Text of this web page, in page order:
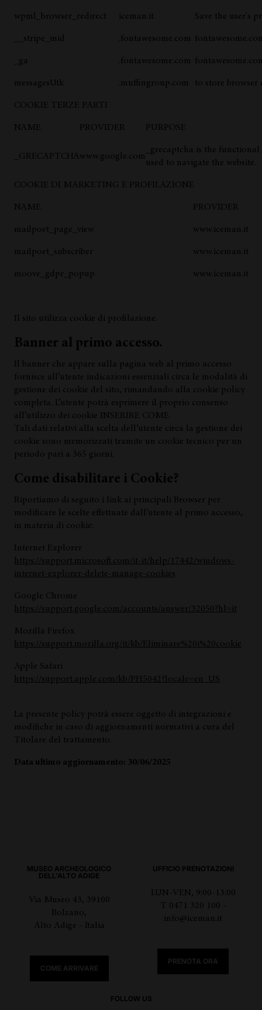
wpml_browser_redirect iceman.it Save the user's
__stripe_mid .fontawesome.com
_ga .fontawesome.com
messagesUtk .muffingroup.com to store browser
COOKIE TERZE PARTI
NAME PROVIDER PURPOSE
_GRECAPTCHAwww.google.com
_grecaptcha is the
used to navigate the website.
COOKIE DI MARKETING E PROFILAZIONE
NAME PROVIDER
mailpoet_page_view www.iceman.it
mailpoet_subscriber www.iceman.it
moove_gdpr_popup www.iceman.it
Il sito utilizza cookie di profilazione.
Banner al primo accesso.
Il banner che appare sulla pagina web al primo accesso
fornisce all’utente indicazioni essenziali circa le modalità di
gestione dei cookie del sito, rimandando alla cookie policy
completa. L’utente potrà esprimere il proprio consenso
all’utilizzo dei cookie INSERIRE COME.
Tali dati relativi alla scelta dell’utente circa la gestione dei
cookie sono memorizzati tramite un cookie tecnico per un
periodo pari a 365 giorni.
Come disabilitare i Cookie?
Riportiamo di seguito i link ai principali Browser per
modificare le scelte effettuate dall’utente al primo accesso,
in materia di cookie:
Internet Explorer
https://support.microsoft.com/it-it/help/17442/windows-
internet-explorer-delete-manage-cookies
Google Chrome
https://support.google.com/accounts/answer/32050?hl=it
Mozilla Firefox
https://support.mozilla.org/it/kb/Eliminare%20i%20cookie
Apple Safari
https://support.apple.com/kb/PH5042?locale=en_US
La presente policy potrà essere oggetto di integrazioni e
modifiche in caso di aggiornamenti normativi a cura del
Titolare del trattamento.
Data ultimo aggiornamento: 30/06/2025
MUSEO ARCHEOLOGICO
DELL'ALTO ADIGE
Via Museo 43, 39100
Bolzano,
Alto Adige - Italia
COME ARRIVARE
UFFICIO PRENOTAZIONI
LUN-VEN, 9:00-13:00
T 0471 320 100 -
info@iceman.it
PRENOTA ORA
FOLLOW US